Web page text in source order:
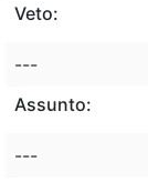
Veto:
---
Assunto:
---